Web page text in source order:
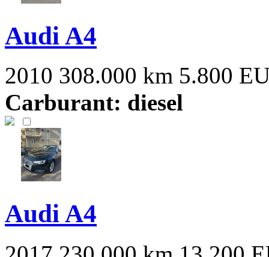
Audi A4
2010 308.000 km 5.800
Carburant: diesel
Audi A4